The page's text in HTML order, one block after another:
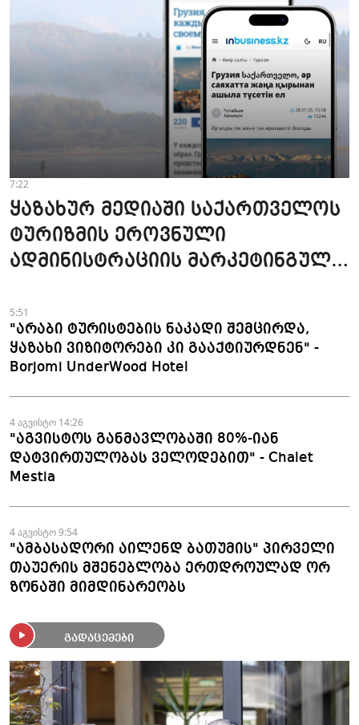
7:22
ყაზახურ მედიაში საქართველოს
ტურიზმის ეროვნული
ადმინისტრაციის მარკეტინგული
მომზადდა
5:51
"არაბი ტურისტების ნაკადი შემცირდა,
ყაზახი ვიზიტორები კი გააქტიურდნენ" -
Borjomi UnderWood Hotel
4 აგვისტო 14:26
"აგვისტოს განმავლობაში 80%-იან
დატვირთულობას ველოდებით" - Chalet
Mestia
4 აგვისტო 9:54
"ამბასადორი აილენდ ბათუმის" პირველი
თაუერის მშენებლობა ერთდროულად ორ
ზონაში მიმდინარეობს
გადაცემები